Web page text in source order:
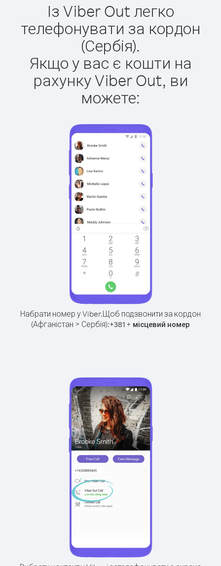
Із Viber Out легко
телефонувати за кордон
(Сербія).
Якщо у вас є кошти на
рахунку Viber Out, ви
можете:
Набрати номер у Viber.Щоб подзвонити за кордон
(Афганістан > Сербія):+381 + місцевий номер